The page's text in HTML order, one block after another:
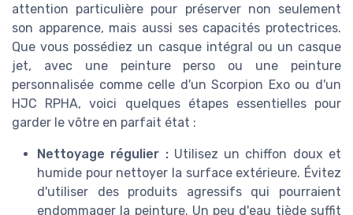
attention particulière pour préserver non seulement
son apparence, mais aussi ses capacités protectrices.
Que vous possédiez un casque intégral ou un casque
jet, avec une peinture perso ou une peinture
personnalisée comme celle d'un Scorpion Exo ou d'un
HJC RPHA, voici quelques étapes essentielles pour
garder le vôtre en parfait état :
Nettoyage régulier :Utilisez un chiffon doux et
humide pour nettoyer la surface extérieure. Évitez
d'utiliser des produits agressifs qui pourraient
endommager la peinture. Un peu d'eau tiède suffit